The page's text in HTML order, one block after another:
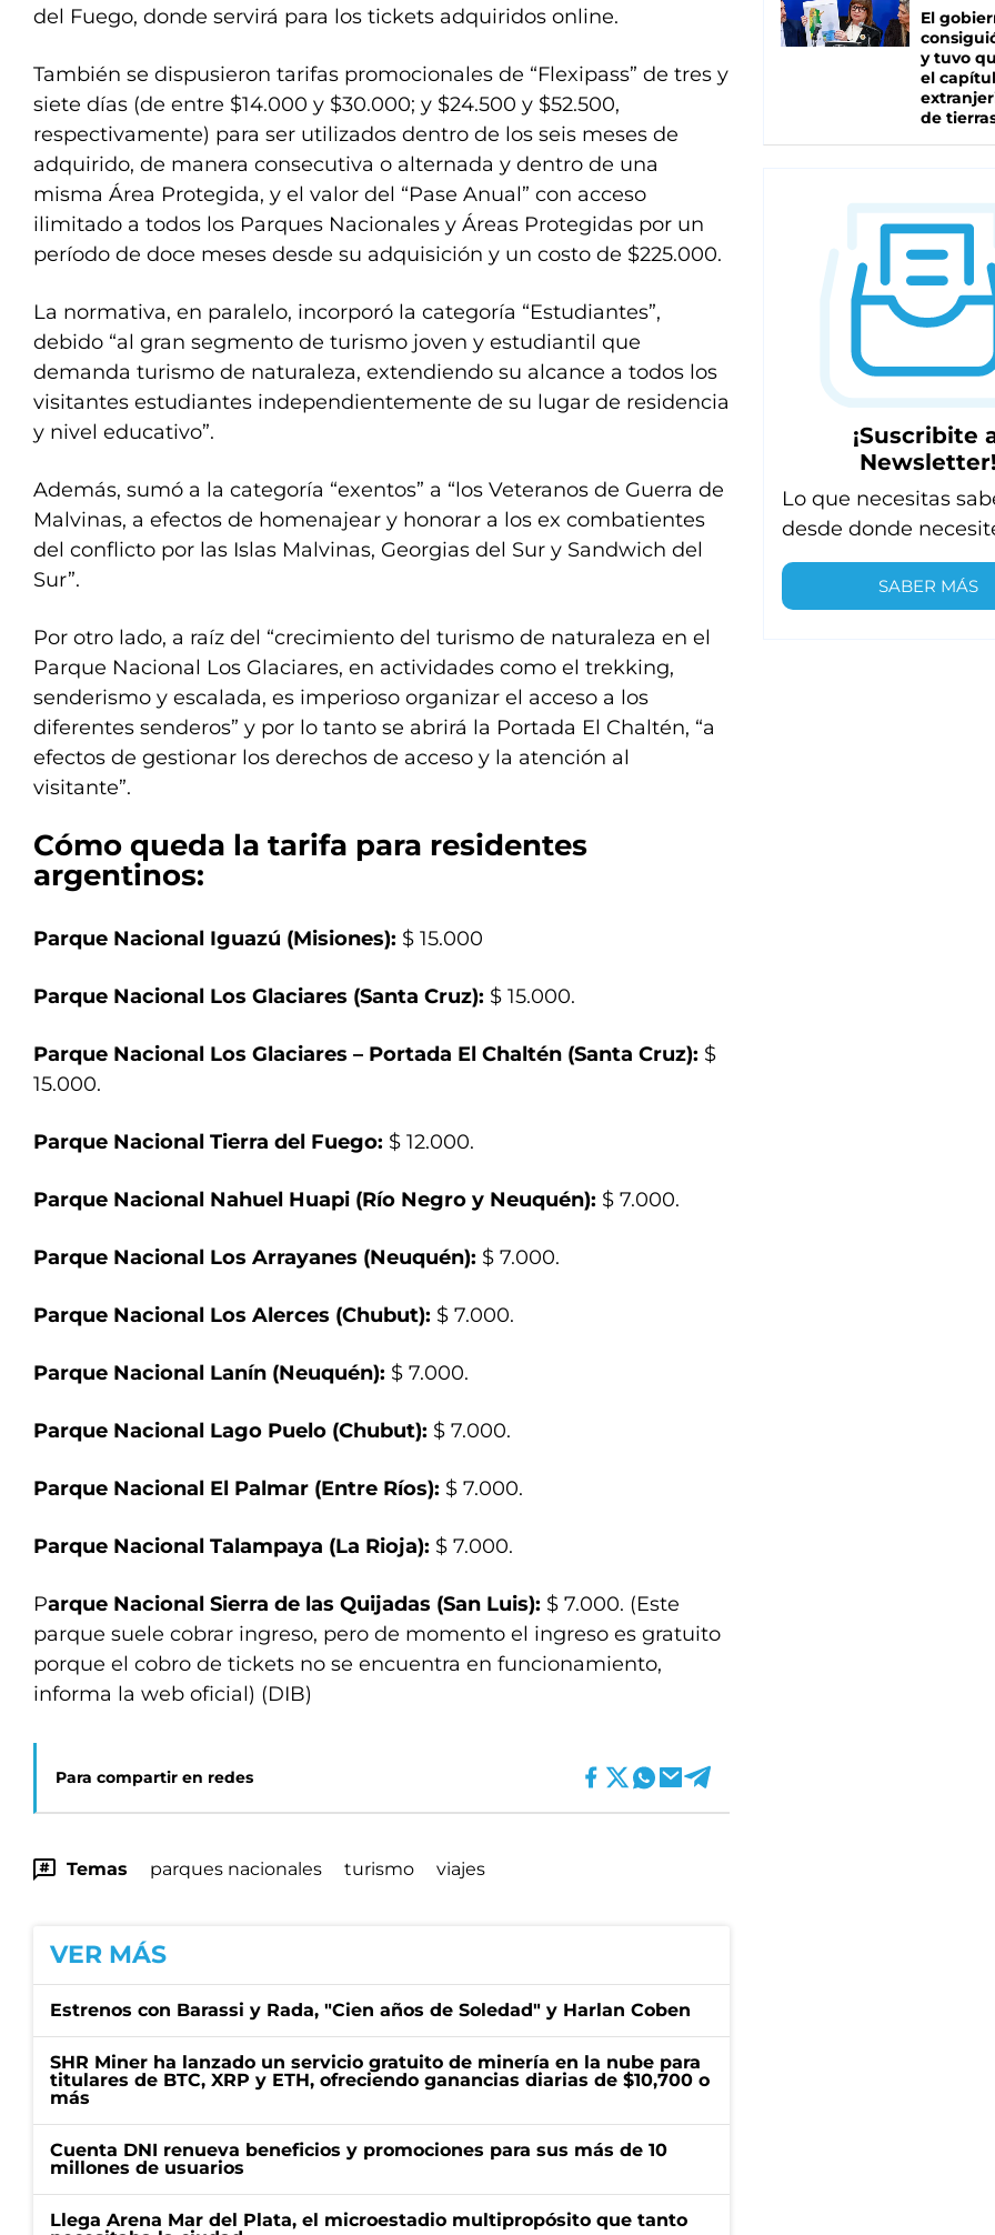
del Fuego, donde servirá para los tickets adquiridos online.
También se dispusieron tarifas promocionales de “Flexipass” de tres y
siete días (de entre $14.000 y $30.000; y $24.500 y $52.500,
respectivamente) para ser utilizados dentro de los seis meses de
adquirido, de manera consecutiva o alternada y dentro de una
misma Área Protegida, y el valor del “Pase Anual” con acceso
ilimitado a todos los Parques Nacionales y Áreas Protegidas por un
período de doce meses desde su adquisición y un costo de $225.000.
La normativa, en paralelo, incorporó la categoría “Estudiantes”,
debido “al gran segmento de turismo joven y estudiantil que
demanda turismo de naturaleza, extendiendo su alcance a todos los
visitantes estudiantes independientemente de su lugar de residencia
y nivel educativo”.
Además, sumó a la categoría “exentos” a “los Veteranos de Guerra de
Malvinas, a efectos de homenajear y honorar a los ex combatientes
del conflicto por las Islas Malvinas, Georgias del Sur y Sandwich del
Sur”.
Por otro lado, a raíz del “crecimiento del turismo de naturaleza en el
Parque Nacional Los Glaciares, en actividades como el trekking,
senderismo y escalada, es imperioso organizar el acceso a los
diferentes senderos” y por lo tanto se abrirá la Portada El Chaltén, “a
efectos de gestionar los derechos de acceso y la atención al
visitante”.
Cómo queda la tarifa para residentes
argentinos:
Parque Nacional Iguazú (Misiones): $ 15.000
Parque Nacional Los Glaciares (Santa Cruz): $ 15.000.
Parque Nacional Los Glaciares – Portada El Chaltén (Santa Cruz): $
15.000.
Parque Nacional Tierra del Fuego: $ 12.000.
Parque Nacional Nahuel Huapi (Río Negro y Neuquén): $ 7.000.
Parque Nacional Los Arrayanes (Neuquén): $ 7.000.
Parque Nacional Los Alerces (Chubut): $ 7.000.
Parque Nacional Lanín (Neuquén): $ 7.000.
Parque Nacional Lago Puelo (Chubut): $ 7.000.
Parque Nacional El Palmar (Entre Ríos): $ 7.000.
Parque Nacional Talampaya (La Rioja): $ 7.000.
Parque Nacional Sierra de las Quijadas (San Luis): $ 7.000. (Este
parque suele cobrar ingreso, pero de momento el ingreso es gratuito
porque el cobro de tickets no se encuentra en funcionamiento,
informa la web oficial) (DIB)
Para compartir en redes
Temas parques nacionales turismo viajes
VER MÁS
Estrenos con Barassi y Rada, "Cien años de Soledad" y Harlan Coben
SHR Miner ha lanzado un servicio gratuito de minería en la nube para
titulares de BTC, XRP y ETH, ofreciendo ganancias diarias de $10,700 o
más
Cuenta DNI renueva beneficios y promociones para sus más de 10
millones de usuarios
Llega Arena Mar del Plata, el microestadio multipropósito que tanto
El
y tuvo
el
de
¡Suscribite
Newsletter!
Lo que necesitas
desde donde
SABER MÁS